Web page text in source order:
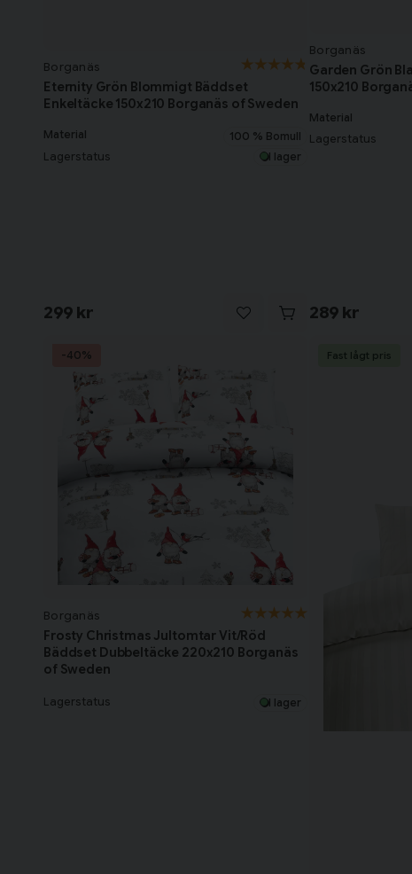
Borganäs
Eternity Grön Blommigt Bäddset
Enkeltäcke 150x210 Borganäs of Sweden
Material 100 % Bomull
Lagerstatus I lager
299 kr
Borganäs
Garden Grön
150x210
Material
Lagerstatus
289 kr
Borganäs
Frosty Christmas Jultomtar Vit/Röd
Bäddset Dubbeltäcke 220x210 Borganäs
of Sweden
Lagerstatus I lager
-40% Fast lågt pris